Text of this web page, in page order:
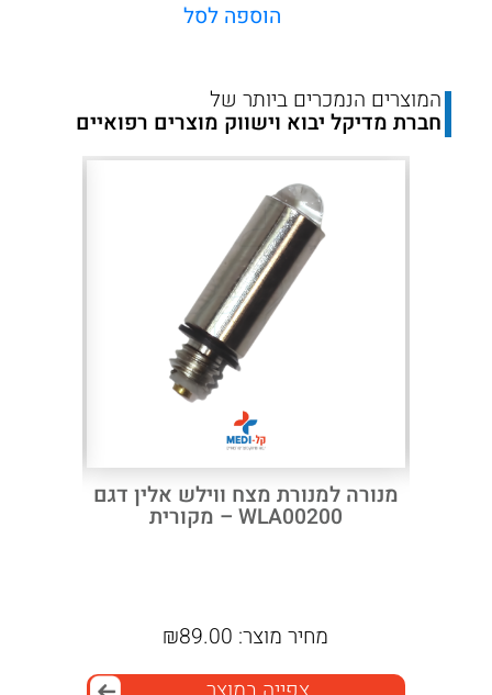
הוספה לסל
המוצרים הנמכרים ביותר של
חברת מדיקל יבוא וישווק מוצרים רפואיים
מנורה למנורת מצח ווילש אלין דגם
WLA00200 – מקורית
מחיר מוצר: ₪89.00